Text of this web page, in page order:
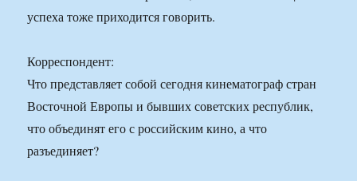
успеха тоже приходится говорить.
Корреспондент:
Что представляет собой сегодня кинематограф стран
Восточной Европы и бывших советских республик,
что объединят его с российским кино, а что
разъединяет?